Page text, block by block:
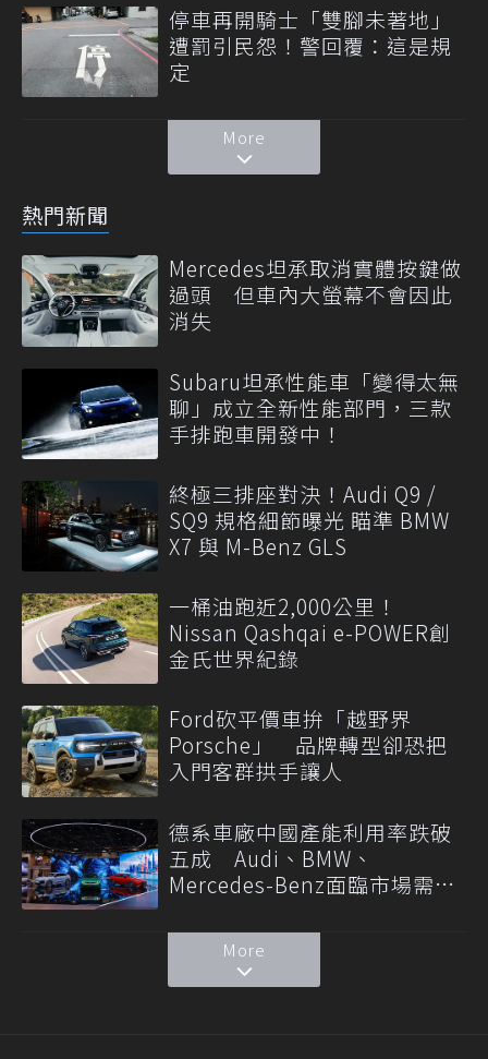
停車再開騎士「雙腳未著地」
遭罰引民怨！警回覆：這是規
定
More
熱門新聞
Mercedes坦承取消實體按鍵做
過頭 但車內大螢幕不會因此
消失
Subaru坦承性能車「變得太無
聊」成立全新性能部門，三款
手排跑車開發中！
終極三排座對決！Audi Q9 /
SQ9 規格細節曝光 瞄準 BMW
X7 與 M-Benz GLS
一桶油跑近2,000公里！
Nissan Qashqai e-POWER創
金氏世界紀錄
Ford砍平價車拚「越野界
Porsche」 品牌轉型卻恐把
入門客群拱手讓人
德系車廠中國產能利用率跌破
五成 Audi、BMW、
Mercedes-Benz面臨市場需求
More